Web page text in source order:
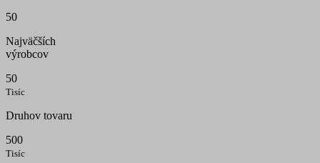
50
Najväčších
výrobcov
50
Tisíc
Druhov tovaru
500
Tisíc